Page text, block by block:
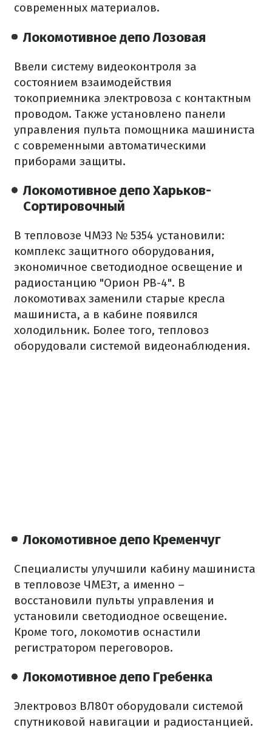
современных материалов.
Локомотивное депо Лозовая
Ввели систему видеоконтроля за
состоянием взаимодействия
токоприемника электровоза с контактным
проводом. Также установлено панели
управления пульта помощника машиниста
с современными автоматическими
приборами защиты.
Локомотивное депо Харьков-
Сортировочный
В тепловозе ЧМЭ3 № 5354 установили:
комплекс защитного оборудования,
экономичное светодиодное освещение и
радиостанцию "Орион РВ-4". В
локомотивах заменили старые кресла
машиниста, а в кабине появился
холодильник. Более того, тепловоз
оборудовали системой видеонаблюдения.
Локомотивное депо Кременчуг
Специалисты улучшили кабину машиниста
в тепловозе ЧМЕ3т, а именно –
восстановили пульты управления и
установили светодиодное освещение.
Кроме того, локомотив оснастили
регистратором переговоров.
Локомотивное депо Гребенка
Электровоз ВЛ80т оборудовали системой
спутниковой навигации и радиостанцией.